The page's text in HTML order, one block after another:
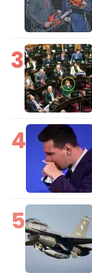
3
4
5